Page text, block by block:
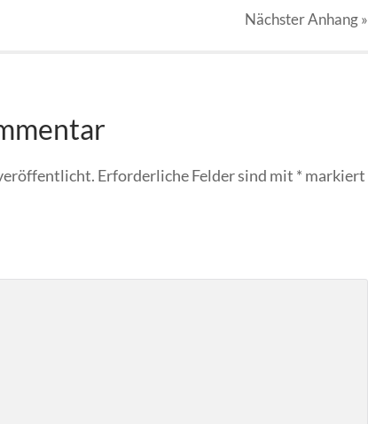
NächsterAnhang»
Erforderliche Felder sind mit * markiert